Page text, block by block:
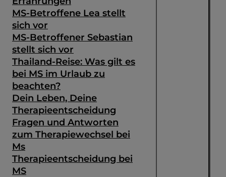
MS-Betroffene Lea stellt
sich vor
MS-Betroffener Sebastian
stellt sich vor
Thailand-Reise: Was gilt es
bei MS im Urlaub zu
beachten?
Dein Leben, Deine
Therapieentscheidung
Fragen und Antworten
zum Therapiewechsel bei
Ms
Therapieentscheidung bei
MS